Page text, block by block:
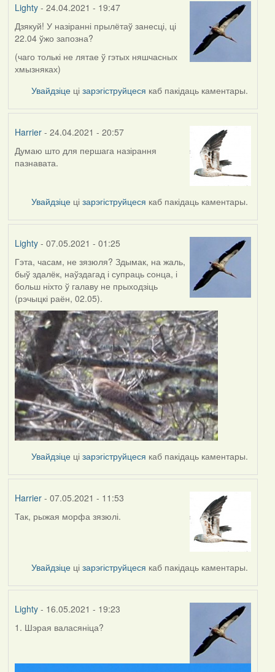
Lighty- 24.04.2021 - 19:47
In
reply
to
by
Дзякуй! У назіранні прылётаў занесці, ці
22.04 ўжо запозна?
(чаго толькі не лятае ў гэтых няшчасных
хмызняках)
Увайдзіце цізарэгіструйцеся каб пакідаць каментары.
Harrier- 24.04.2021 - 20:57
In
reply
Lighty
Думаю што для першага назірання
пазнавата.
Увайдзіце цізарэгіструйцеся каб пакідаць каментары.
Lighty- 07.05.2021 - 01:25
Гэта, часам, не зязюля? Здымак, на жаль,
быў здалёк, наўздагад і супраць сонца, і
больш ніхто ў галаву не прыходзіць
(рэчыцкі раён, 02.05).
Увайдзіце цізарэгіструйцеся каб пакідаць каментары.
Harrier- 07.05.2021 - 11:53
In
Lighty
Так, рыжая морфа зязюлі.
Увайдзіце цізарэгіструйцеся каб пакідаць каментары.
Lighty- 16.05.2021 - 19:23
1. Шэрая валасяніца?